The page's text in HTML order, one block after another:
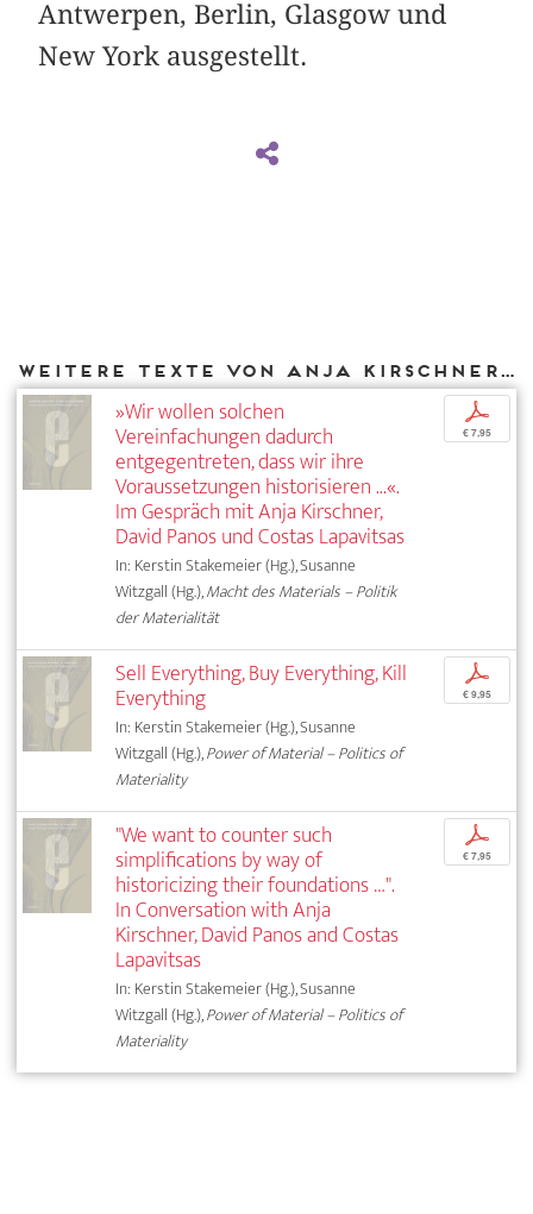
Antwerpen, Berlin, Glasgow und
New York ausgestellt.
Weitere Texte von Anja Kirschner bei DIAPHANES
»Wir wollen solchen
Vereinfachungen dadurch
entgegentreten, dass wir ihre
Voraussetzungen historisieren ...«.
Im Gespräch mit Anja Kirschner,
David Panos und Costas Lapavitsas
In: Kerstin Stakemeier (Hg.), Susanne
Witzgall (Hg.),Macht des Materials – Politik
der Materialität
p
€ 7,95
Sell Everything, Buy Everything, Kill
Everything
In: Kerstin Stakemeier (Hg.), Susanne
Witzgall (Hg.),Power of Material – Politics of
Materiality
p
€ 9,95
"We want to counter such
simplifications by way of
historicizing their foundations …".
In Conversation with Anja
Kirschner, David Panos and Costas
Lapavitsas
In: Kerstin Stakemeier (Hg.), Susanne
Witzgall (Hg.),Power of Material – Politics of
Materiality
p
€ 7,95